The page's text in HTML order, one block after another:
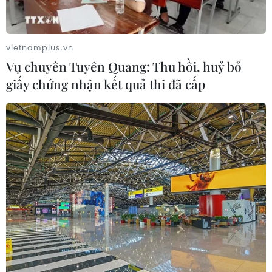
Lễ hội Văn hóa dân gian Phố Hiến: Tam
sông giao hòa tinh hoa tỏa sắc
17/02/2025 14:59
vietnamplus.vn
Vụ chuyên Tuyên Quang: Thu hồi, huỷ bỏ
giấy chứng nhận kết quả thi đã cấp